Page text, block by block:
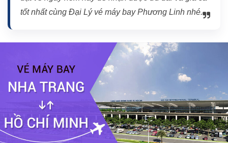
tốt nhất cùng Đại Lý vé máy bay Phương Linh nhé.